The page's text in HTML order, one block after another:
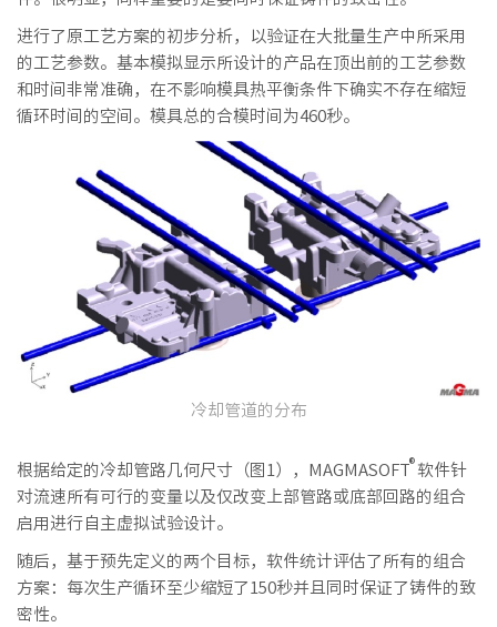
EN
TR
MAGMA India
EN
MAGMA Korea
进行了原工艺方案的初步分析，以验证在大批量生产中所采用
的工艺参数。基本模拟显示所设计的产品在顶出前的工艺参数
和时间非常准确，在不影响模具热平衡条件下确实不存在缩短
循环时间的空间。模具总的合模时间为460秒。
冷却管道的分布
根据给定的冷却管路几何尺寸（图1），MAGMASOFT
® 软件针
对流速所有可行的变量以及仅改变上部管路或底部回路的组合
启用进行自主虚拟试验设计。
随后，基于预先定义的两个目标，软件统计评估了所有的组合
方案：每次生产循环至少缩短了150秒并且同时保证了铸件的致
密性。